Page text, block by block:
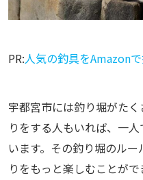
PR:人気の釣具をAmazon
宇都宮市には釣り堀がた
りをする人もいれば、一
います。その釣り堀のル
りをもっと楽しむことが